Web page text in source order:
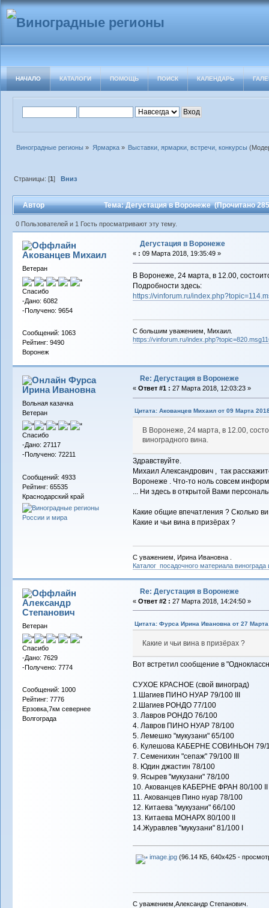
НАЧАЛО КАТАЛОГИ ПОМОЩЬ ПОИСК КАЛЕНДАРЬ
Виноградные регионы » Ярмарка» Выставки, ярмарки, встречи, конкурсы
Страницы: [1] Вниз
Автор Тема: Дегустация в Воронеже (Прочитано
0 Пользователей и 1 Гость просматривают эту тему.
Акованцев Михаил
Ветеран
Спасибо
-Дано: 6082
-Получено: 9654
Сообщений: 1063
Рейтинг: 9490
Воронеж
Дегустация в Воронеже
« : 09 Марта 2018, 19:35:49 »
В Воронеже, 24 марта, в 12.00,
Подробности здесь:
https://vinforum.ru/
С большим уважением, Михаил.
https://vinforum.ru/
Фурса
Ирина Ивановна
Вольная казачка
Ветеран
Спасибо
-Дано: 27117
-Получено: 72211
Сообщений: 4933
Рейтинг: 65535
Краснодарский край
Re: Дегустация в Воронеже
« Ответ #1 : 27 Марта 2018, 12:03:23 »
Цитата: Акованцев Михаил от 09 Марта
В Воронеже, 24 марта, в 12.00,
виноградного вина.
Здравствуйте.
Михаил Александрович , так
Воронеже . Что-то ноль совсем
... Ни здесь в открытой Вами
Какие общие впечатления ? Сколько
Какие и чьи вина в призёрах ?
С уважением, Ирина Ивановна .
Каталог посадочного материала
Александр
Cтепанович
Ветеран
Спасибо
-Дано: 7629
-Получено: 7774
Сообщений: 1000
Рейтинг: 7776
Ерзовка,7км севернее
Волгограда
Re: Дегустация в Воронеже
« Ответ #2 : 27 Марта 2018, 14:24:50 »
Цитата: Фурса Ирина Ивановна от 27
Какие и чьи вина в призёрах ?
Вот встретил сообщение в
СУХОЕ КРАСНОЕ (свой виноград)
1.Шагиев ПИНО НУАР 79/100 III
2.Шагиев РОНДО 77/100
3. Лавров РОНДО 76/100
4. Лавров ПИНО НУАР 78/100
5. Лемешко "мукузани" 65/100
6. Кулешова КАБЕРНЕ СОВИНЬОН 79/
7. Семенихин "сепаж" 79/100 III
8. Юдин джастин 78/100
9. Ясырев "мукузани" 78/100
10. Акованцев КАБЕРНЕ ФРАН 80/100 II
11. Акованцев Пино нуар 78/100
12. Китаева "мукузани" 66/100
13. Китаева МОНАРХ 80/100 II
14.Журавлев "мукузани" 81/100 I
image.jpg(96.14 КБ, 640x425 -
С уважением,Александр Степанович.